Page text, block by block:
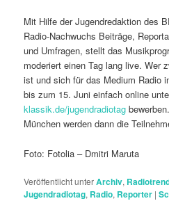
Mit Hilfe der Jugendredaktion des
Radio-Nachwuchs Beiträge,
und Umfragen, stellt das
moderiert einen Tag lang live. Wer
ist und sich für das Medium Radio
bis zum 15. Juni einfach online
klassik.de/jugendradiotag
München werden dann die
Foto: Fotolia – Dmitri Maruta
Veröffentlicht unterArchiv,
Jugendradiotag, Radio, Reporter |